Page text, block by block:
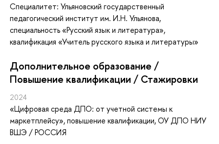
Специалитет: Ульяновский государственный
педагогический институт им. И.Н. Ульянова,
специальность «Русский язык и литература»,
квалификация «Учитель русского языка и литературы»
Дополнительное образование /
Повышение квалификации / Стажировки
2024
«Цифровая среда ДПО: от учетной системы к
маркетплейсу», повышение квалификации, ОУ ДПО НИУ
ВШЭ / РОССИЯ